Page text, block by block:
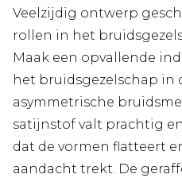
Veelzijdig ontwerp
rollen in het
Maak een opvallende
het bruidsgezelschap in
asymmetrische
satijnstof valt prachtig
dat de vormen flatteert
aandacht trekt. De